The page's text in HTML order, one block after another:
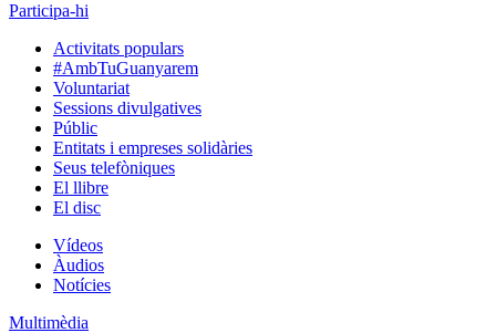
Participa-hi
Activitats populars
#AmbTuGuanyarem
Voluntariat
Sessions divulgatives
Públic
Entitats i empreses solidàries
Seus telefòniques
El llibre
El disc
Vídeos
Àudios
Notícies
Multimèdia